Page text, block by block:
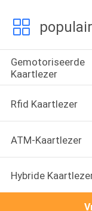
Gemotoriseerde
Kaartlezer
Rfid Kaartlezer
ATM-Kaartlezer
Hybride